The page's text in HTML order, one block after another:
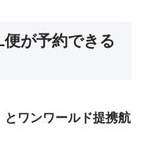
が予約できる
ワンワールド提携航